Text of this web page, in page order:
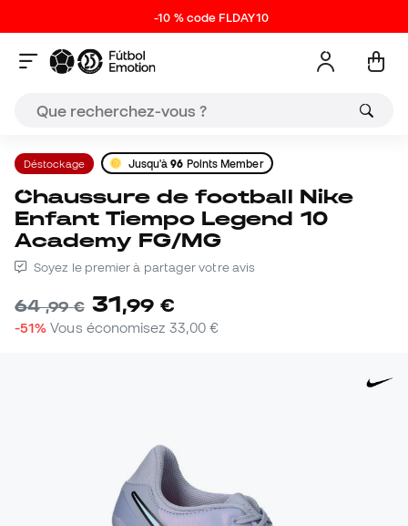
-10 % code FLDAY10
Déstockage Jusqu'à96 Points Member
Chaussure de football Nike
Enfant Tiempo Legend 10
Academy FG/MG
Soyez le premier à partager votre avis
64,99 € 31,99 €
-51% Vous économisez 33,00 €